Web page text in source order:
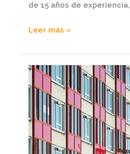
de 15 años de experiencia,
Leer más »
La
mejor
opción
para
tu
negocio